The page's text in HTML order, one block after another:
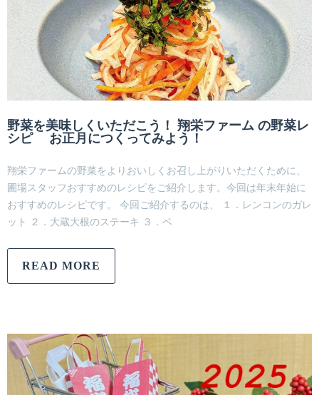
野菜を美味しくいただこう！ 翔栄ファーム の野菜レ
シピ お正月につくってみよう！
翔栄ファームの野菜をよりおいしくお召し上がりいただくために、
圃場スタッフおすすめのレシピをご紹介します。今回は年末年始に
おすすめのレシピです。 今回ご紹介するのは、 １．レンコンのガレ
ット ２．大蔵大根のステーキ ３．ベ
READ MORE